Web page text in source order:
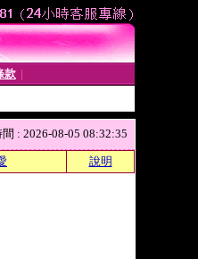
款│
: 2026-08-05 08:32:35
說明